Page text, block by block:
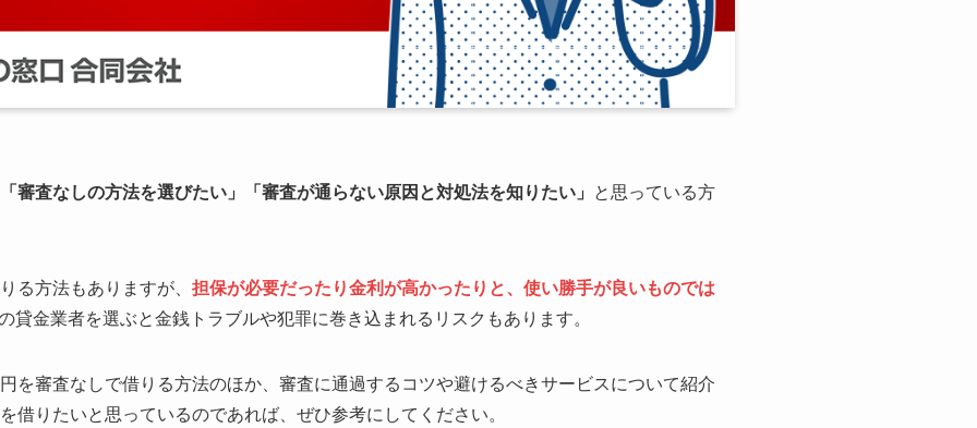
「審査なしの方法を選びたい」「審査が通らない原因と対処法を知りたい」 と思っている方
る方法もありますが、 担保が必要だったり金利が高かったりと、使い勝手が良いものでは
貸金業者を選ぶと金銭トラブルや犯罪に巻き込まれるリスクもあります。
を審査なしで借りる方法のほか、審査に通過するコツや避けるべきサービスについて紹介
借りたいと思っているのであれば、ぜひ参考にしてください。